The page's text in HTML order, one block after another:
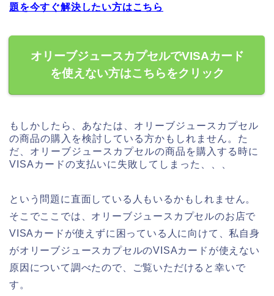
題を今すぐ解決したい方はこちら
オリーブジュースカプセルでVISAカード
を使えない方はこちらをクリック
もしかしたら、あなたは、オリーブジュースカプセル
の商品の購入を検討している方かもしれません。た
だ、オリーブジュースカプセルの商品を購入する時に
VISAカードの支払いに失敗してしまった、、、
という問題に直面している人もいるかもしれません。
そこでここでは、オリーブジュースカプセルのお店で
VISAカードが使えずに困っている人に向けて、私自身
がオリーブジュースカプセルのVISAカードが使えない
原因について調べたので、ご覧いただけると幸いで
す。